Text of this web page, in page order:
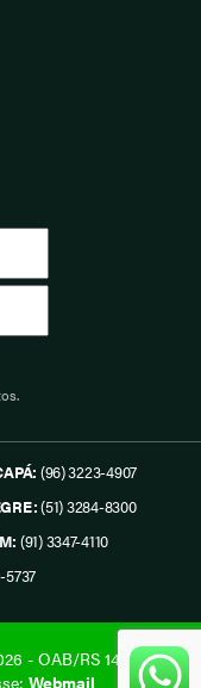
(96) 3223-4907
(51) 3284-8300
(91) 3347-4110
5737
- OAB/RS 1419.
Webmail